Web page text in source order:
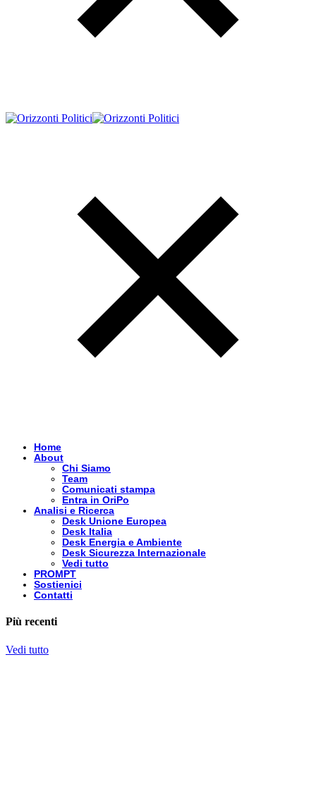
Home
About
Chi Siamo
Team
Comunicati stampa
Entra in OriPo
Analisi e Ricerca
Desk Unione Europea
Desk Italia
Desk Energia e Ambiente
Desk Sicurezza Internazionale
Vedi tutto
PROMPT
Sostienici
Contatti
Più recenti
Vedi tutto